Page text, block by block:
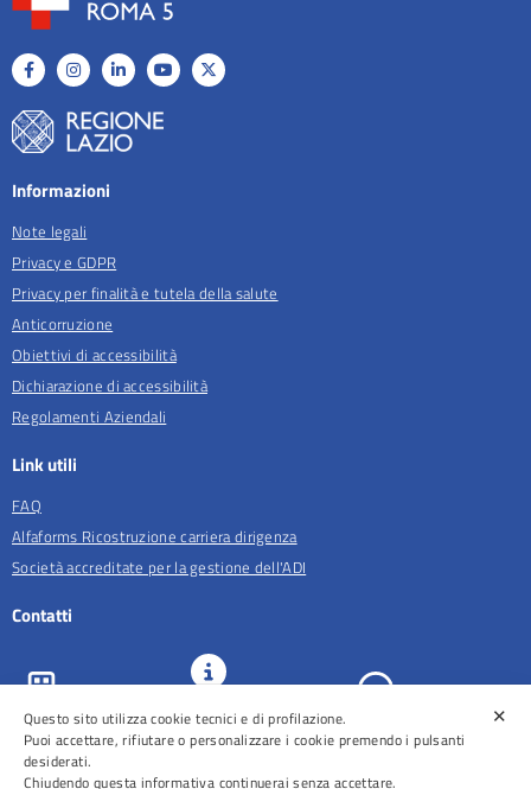
Informazioni
Note legali
Privacy e GDPR
Privacy per finalità e tutela della salute
Anticorruzione
Obiettivi di accessibilità
Dichiarazione di accessibilità
Regolamenti Aziendali
Link utili
FAQ
Alfaforms Ricostruzione carriera dirigenza
Società accreditate per la gestione dell'ADI
Contatti
ASL Roma 5
URP e
Comunicazione
Prenotazioni
✕
Questo sito utilizza cookie tecnici e di profilazione.
Puoi accettare, rifiutare o personalizzare i cookie premendo i pulsanti
desiderati.
Chiudendo questa informativa continuerai senza accettare.